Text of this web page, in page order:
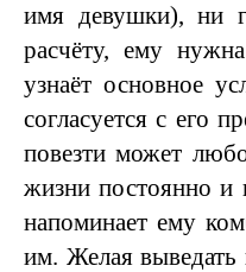
имя девушки), ни
расчёту, ему
узнаёт основное
согласуется с его
повезти может
жизни постоянно и
напоминает ему
им. Желая